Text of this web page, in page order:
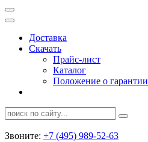
Доставка
Скачать
Прайс-лист
Каталог
Положение о гарантии
Звоните: +7 (495) 989-52-63